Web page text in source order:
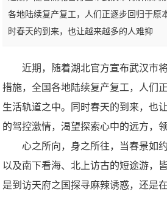
各地陆续复产复工，人们正逐步回归于原
时春天的到来，也让越来越多的人难抑
近期，随着湖北官方宣布武汉市
措施，全国各地陆续复产复工，人们
生活轨道之中。同时春天的到来，也
的驾控激情，渴望探索心中的远方，
心之所向，身之所往，当春景如
以及南下看海、北上访古的短途游，
是到访天府之国探寻麻辣诱惑，还是